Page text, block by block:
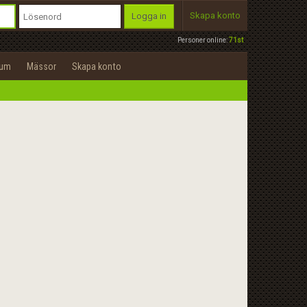
Personer online:71st
Logga in Skapa konto
Mässor Skapa konto